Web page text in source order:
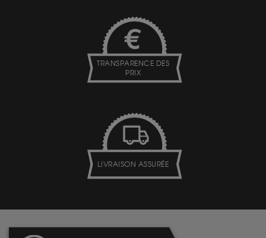
TRANSPARENCE DES
PRIX
LIVRAISON ASSURÉE